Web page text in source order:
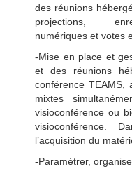
des réunions
projections,
numériques et votes
-Mise en place et
et des réunions
conférence TEAMS,
mixtes
visioconférence ou
visioconférence.
l’acquisition du
-Paramétrer,